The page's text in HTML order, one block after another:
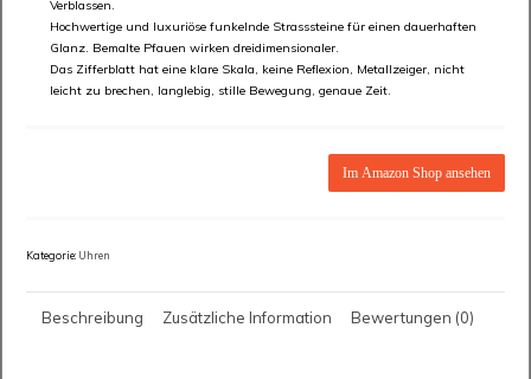
Verblassen.
Hochwertige und luxuriöse funkelnde Strasssteine für einen dauerhaften
Glanz. Bemalte Pfauen wirken dreidimensionaler.
Das Zifferblatt hat eine klare Skala, keine Reflexion, Metallzeiger, nicht
leicht zu brechen, langlebig, stille Bewegung, genaue Zeit.
Im Amazon Shop ansehen
Kategorie: Uhren
Beschreibung Zusätzliche Information Bewertungen (0)